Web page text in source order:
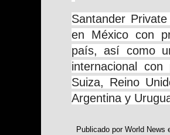
Santander
en México con
país, así como
internacional
Suiza, Reino
Argentina y
Publicado por World News